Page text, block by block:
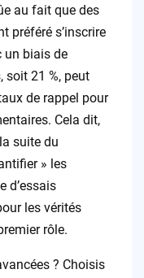
au fait que des
préféré s’inscrire
un biais de
soit 21 %, peut
de rappel pour
Cela dit,
suite du
» les
d’essais
les vérités
rôle.
? Choisis